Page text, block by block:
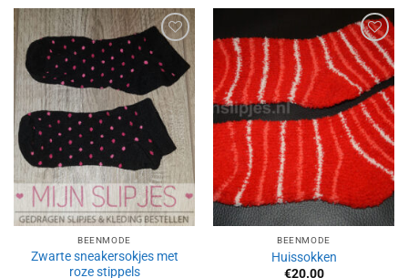
Aan
verlanglijst
toevoegen
BEENMODE
Zwarte sneakersokjes met
roze stippels
Aan
verlanglijst
toevoegen
BEENMODE
Huissokken
€20.00